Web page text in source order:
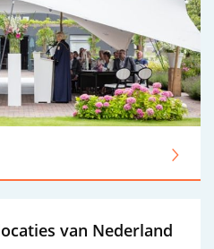
van Nederland